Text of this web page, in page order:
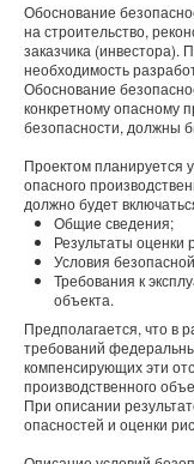
Обоснование
на строительство,
заказчика (инвестора).
необходимость
Обоснование
конкретному опасному
безопасности, должны
Проектом планируется
опасного
должно будет
Общие сведения;
Результаты оценки
Условия
Требования к
объекта.
Предполагается, что в
требований
компенсирующих эти
производственного
При описании
опасностей и оценки